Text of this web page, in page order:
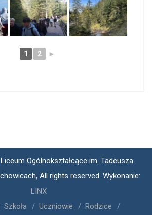
1 2 ►
Ogólnokształcące im. Tadeusza
All rights reserved. Wykonanie:
LINX
Szkoła Uczniowie Rodzice